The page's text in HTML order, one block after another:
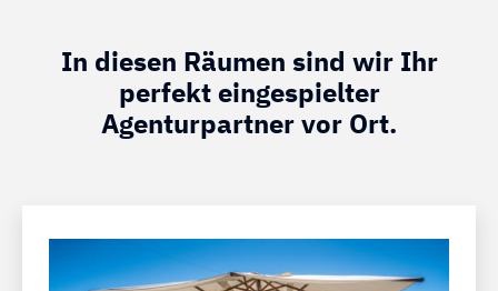
In diesen Räumen sind wir Ihr
perfekt eingespielter
Agenturpartner vor Ort.